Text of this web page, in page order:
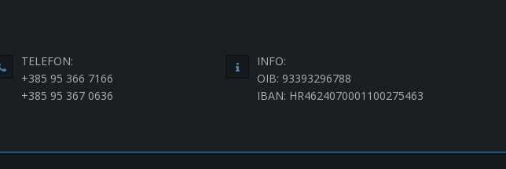
TELEFON:
+385 95 366 7166
+385 95 367 0636
INFO:
OIB: 93393296788
IBAN: HR4624070001100275463